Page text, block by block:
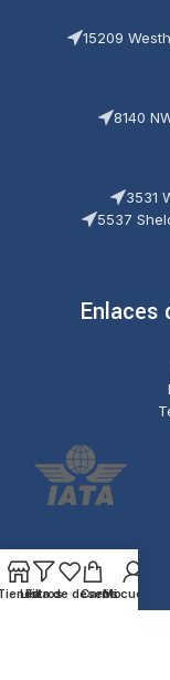
15209
8140
3531
5537
Enlaces
Filtros
Lista de deseos
CarritoMi cuenta